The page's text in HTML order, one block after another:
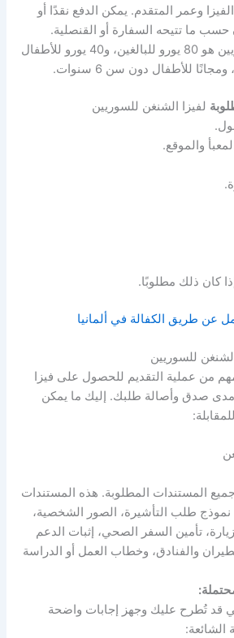
وعمر المتقدم. يمكن الدفع نقدًا أو
حسب ما تتيحه السفارة أو القنصلية.
سعر فيزا شنغن للسوريين هو 80 يورو للبالغين، و40 يورو للأطفال
لفيزا الشنغن للسوريين
والموقع.
كان ذلك مطلوبًا.
عن طريق الكفالة في ألمانيا
للسوريين
من عملية التقديم للحصول على فيزا
صدق وأصالة طلبك. إليك ما يمكن
المستندات المطلوبة. هذه المستندات
طلب التأشيرة، الصور الشخصية،
تأمين السفر الصحي، إثبات الدعم
والفنادق، وخطاب العمل أو الدراسة
قد تُطرح عليك وجهز إجابات واضحة
الشائعة: